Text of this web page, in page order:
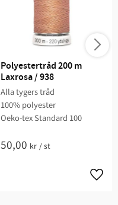
Polyestertråd 200 m
Laxrosa / 938
Alla tygers tråd
100% polyester
Oeko-tex Standard 100
50,00 kr /st